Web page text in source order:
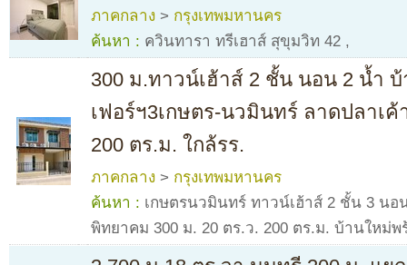
ภาคกลาง > กรุงเทพมหานคร
ค้นหา : ควินทารา ทรีเฮาส์ สุขุมวิท 42 ,
300 ม.ทาวน์เฮ้าส์ 2 ชั้น นอน 2 น้ำ
เฟอร์ฯ3เกษตร-นวมินทร์ ลาดปลาเ
200 ตร.ม. ใกล้รร.
ภาคกลาง > กรุงเทพมหานคร
ค้นหา : เกษตรนวมินทร์ ทาวน์เฮ้าส์ 2 ชั้น 3 นอ
พิทยาคม 300 ม. 20 ตร.ว. 200 ตร.ม. บ้านใหม่พ